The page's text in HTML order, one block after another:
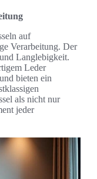
auf
Verarbeitung. Der
Langlebigkeit.
Leder
bieten ein
als nicht nur
jeder